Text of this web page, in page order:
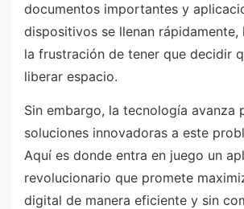
documentos importantes y
dispositivos se llenan rápidamente,
la frustración de tener que decidir
liberar espacio.
Sin embargo, la tecnología avanza
soluciones innovadoras a este
Aquí es donde entra en juego un
revolucionario que promete
digital de manera eficiente y sin